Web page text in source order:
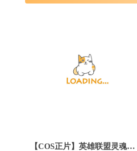
【COS正片】英雄联盟灵魂莲华阿狸cos,仙气绝美特效 cn沧霁桔梗